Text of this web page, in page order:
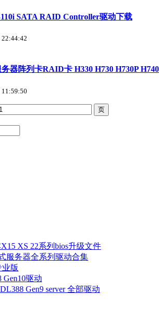
SATA RAID Controller驱动下载
22:44:42
器阵列卡RAID卡 H330 H730 H730P
11:59:50
XS 22系列bios升级文件
服务器全系列驱动合集
业版
Gen10驱动
Gen9 server 全部驱动